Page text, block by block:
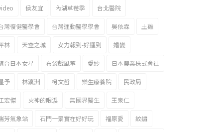
侯友宜 內湖草莓季 台北醫院
灣復健醫學會 台灣運動醫學學會 吳依霖 土雞
林 天空之城 女力報到-好運到 婚變
台日本女星 布袋戲風箏 愛紗 日本農業株式會社
予 林瀛洲 柯文哲 樂生療養院 民政局
宏傑 火神的眼淚 無國界醫生 王泉仁
芳氣象站 石門十景實在好好玩 福原愛 紋繡